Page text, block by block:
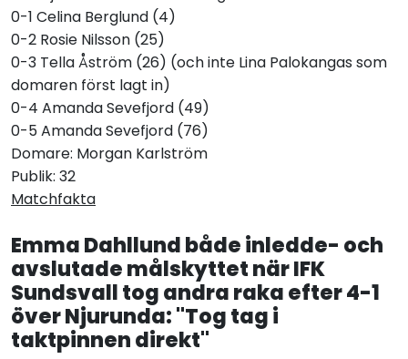
0-1 Celina Berglund (4)
0-2 Rosie Nilsson (25)
0-3 Tella Åström (26) (och inte Lina Palokangas som
domaren först lagt in)
0-4 Amanda Sevefjord (49)
0-5 Amanda Sevefjord (76)
Domare: Morgan Karlström
Publik: 32
Matchfakta
Emma Dahllund både inledde- och
avslutade målskyttet när IFK
Sundsvall tog andra raka efter 4-1
över Njurunda: "Tog tag i
taktpinnen direkt"